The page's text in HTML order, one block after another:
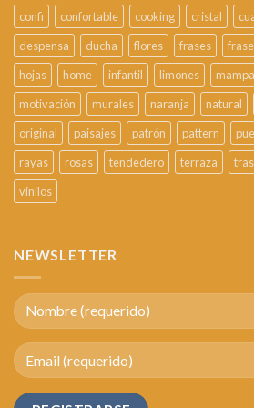
confi
confortable cooking cristal
despensa
ducha flores frases
hojas
home infantil limones
motivación
murales naranja natural
original
paisajes patrón pattern
rayas
rosas tendedero terraza
vinilos
NEWSLETTER